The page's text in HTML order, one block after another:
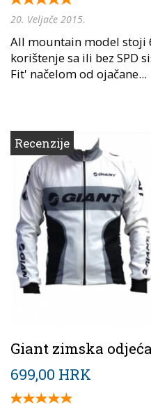
20. Veljače 2015.
All mountain model stoji
korištenje sa ili bez SPD
Fit' načelom od ojačane...
Recenzije
Giant zimska odjeća
699,00 HRK